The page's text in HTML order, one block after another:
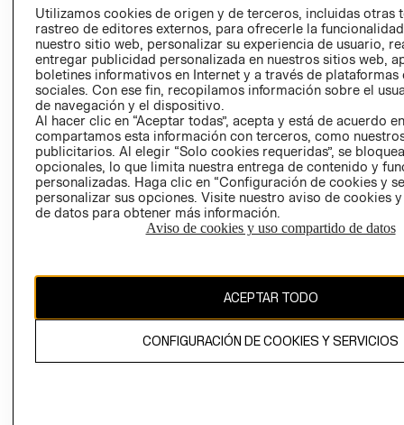
COOKIES
LIBRO DE
Ecuador ($)
CAMBIAR REGIÓN
El contenido de esta página web está protegido por copyright y es
propiedad de H&M Hennes & Mauritz AB.
Utilizamos cookies de origen y de terceros, incluidas otras
rastreo de editores externos, para ofrecerle la
nuestro sitio web, personalizar su experiencia de usuario,
entregar publicidad personalizada en nuestros sitios web,
boletines informativos en Internet y a través de plataformas
sociales. Con ese fin, recopilamos información sobre el
de navegación y el dispositivo.
Al hacer clic en “Aceptar todas”, acepta y está de acuerdo
compartamos esta información con terceros, como
publicitarios. Al elegir “Solo cookies requeridas”, se
opcionales, lo que limita nuestra entrega de contenido y
personalizadas. Haga clic en “Configuración de cookies y
personalizar sus opciones. Visite nuestro aviso de cookies
de datos para obtener más información.
Aviso de cookies y uso compartido de datos
ACEPTAR TODO
CONFIGURACIÓN DE COOKIES Y SERVICIOS